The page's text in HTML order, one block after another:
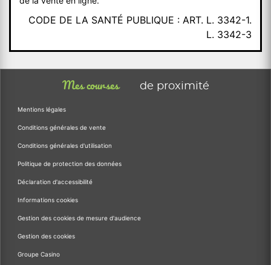
CODE DE LA SANTÉ PUBLIQUE : ART. L. 3342-1.
L. 3342-3
Mes courses de proximité
Mentions légales
Conditions générales de vente
Conditions générales d'utilisation
Politique de protection des données
Déclaration d'accessibilité
Informations cookies
Gestion des cookies de mesure d'audience
Gestion des cookies
Groupe Casino